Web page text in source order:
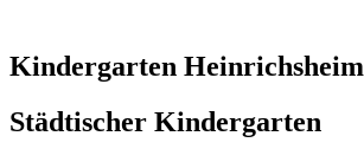
Kindergarten Heinrichsheim
Städtischer Kindergarten